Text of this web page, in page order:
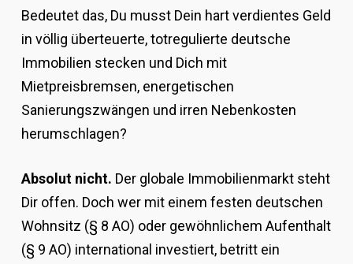
Bedeutet das, Du musst Dein hart verdientes Geld
in völlig überteuerte, totregulierte deutsche
Immobilien stecken und Dich mit
Mietpreisbremsen, energetischen
Sanierungszwängen und irren Nebenkosten
herumschlagen?
Absolut nicht. Der globale Immobilienmarkt steht
Dir offen. Doch wer mit einem festen deutschen
Wohnsitz (§ 8 AO) oder gewöhnlichem Aufenthalt
(§ 9 AO) international investiert, betritt ein